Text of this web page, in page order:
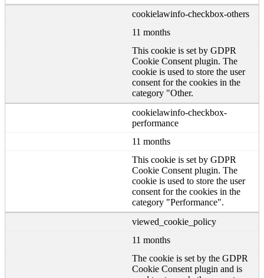
cookielawinfo-checkbox-others
11 months
This cookie is set by GDPR
Cookie Consent plugin. The
cookie is used to store the user
consent for the cookies in the
category "Other.
cookielawinfo-checkbox-
performance
11 months
This cookie is set by GDPR
Cookie Consent plugin. The
cookie is used to store the user
consent for the cookies in the
category "Performance".
viewed_cookie_policy
11 months
The cookie is set by the GDPR
Cookie Consent plugin and is